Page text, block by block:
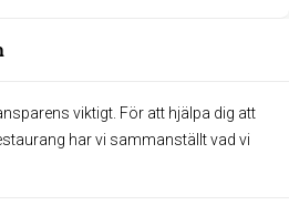
viktigt. För att hjälpa dig att
har vi sammanställt vad vi